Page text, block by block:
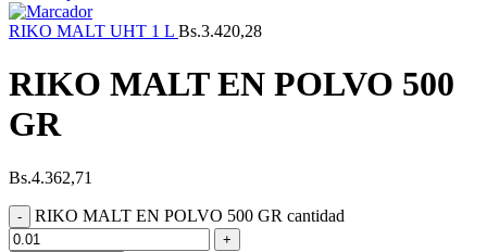
RIKO MALT UHT 1 L Bs.3.420,28
RIKO MALT EN POLVO 500
GR
Bs.4.362,71
RIKO MALT EN POLVO 500 GR cantidad